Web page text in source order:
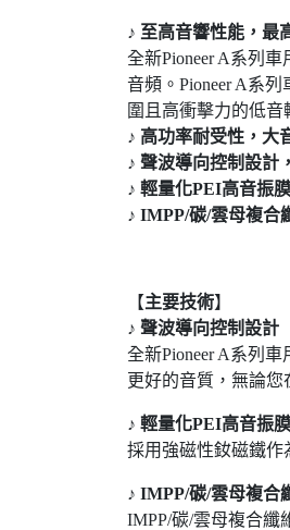
♪ 至高音響性能，最
全新Pioneer A系列
音頻。Pioneer A系
圍且高衝擊力的低
♪ 高功率耐受性，大
♪ 聲波導向控制設計
♪ 輕量化PEI高音振
♪ IMPP/碳/雲母複合
【主要技術】
♪ 聲波導向控制設計
全新Pioneer A系列
更好的音質，無論您
♪ 輕量化PEI高音振
採用強磁性釹磁鐵作
♪ IMPP/碳/雲母複合
IMPP/碳/雲母複合纖